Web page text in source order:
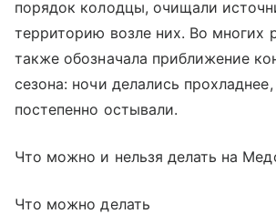
порядок колодцы, очищали
территорию возле них. Во многих
также обозначала приближение
сезона: ночи делались
постепенно остывали.
Что можно и нельзя делать на
Что можно делать